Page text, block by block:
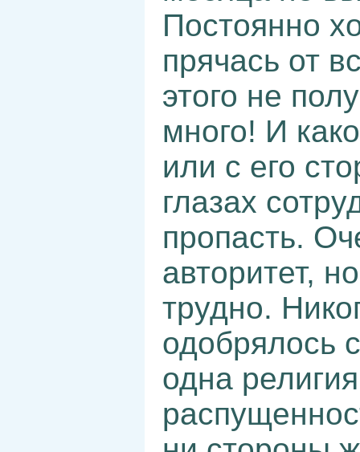
Постоянно
прячась от
этого не
много! И
или с его
глазах
пропасть.
авторитет,
трудно.
одобрялось
одна